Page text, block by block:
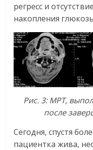
регресс и
накопления
Рис. 3: МРТ,
после
Сегодня, спустя
пациентка жива,